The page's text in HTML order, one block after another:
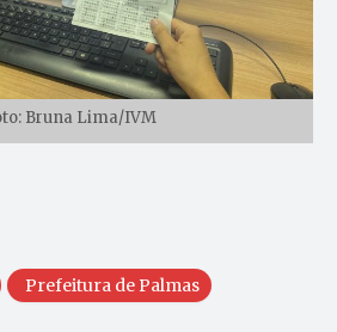
Bruna Lima/IVM
Prefeitura de Palmas